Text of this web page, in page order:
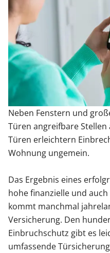
Haustüren
Sonnenschutz
Zäune & Tore
Garagentore
Carports
Anmelden /
Kontakt / Hilfe
Neben Fenstern und
Türen angreifbare
Türen erleichtern
Wohnung ungemein.
Das Ergebnis eines
hohe finanzielle und
kommt manchmal
Versicherung. Den
Einbruchschutz gibt es
umfassende